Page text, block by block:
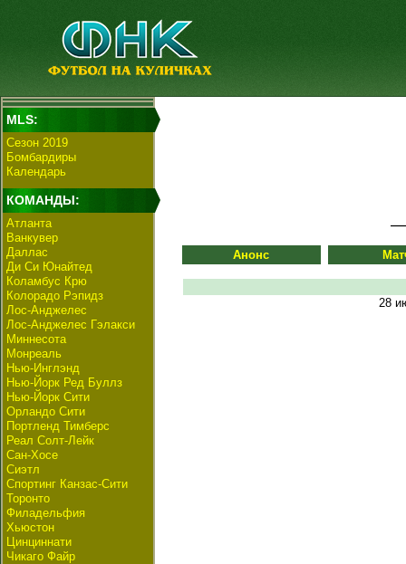
MLS:
Сезон 2019
Бомбардиры
Календарь
КОМАНДЫ:
Атланта
Ванкувер
Даллас
Ди Си Юнайтед
Коламбус Крю
Колорадо Рэпидз
Лос-Анджелес
Лос-Анджелес Гэлакси
Миннесота
Монреаль
Нью-Инглэнд
Нью-Йорк Ред Буллз
Нью-Йорк Сити
Орландо Сити
Портленд Тимберс
Реал Солт-Лейк
Сан-Хосе
Сиэтл
Спортинг Канзас-Сити
Торонто
Филадельфия
Хьюстон
Цинциннати
Чикаго Файр
Анонс
28